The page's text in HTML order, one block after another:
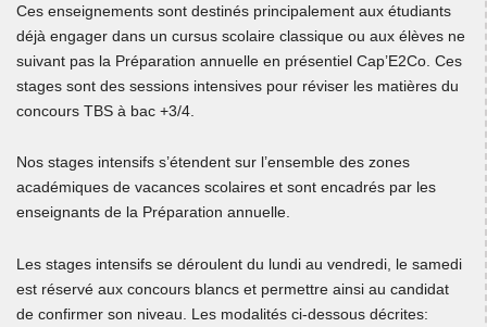
Ces enseignements sont destinés principalement aux étudiants
déjà engager dans un cursus scolaire classique ou aux élèves ne
suivant pas la Préparation annuelle en présentiel Cap’E2Co. Ces
stages sont des sessions intensives pour réviser les matières du
concours TBS à bac +3/4.
Nos stages intensifs s’étendent sur l’ensemble des zones
académiques de vacances scolaires et sont encadrés par les
enseignants de la Préparation annuelle.
Les stages intensifs se déroulent du lundi au vendredi, le samedi
est réservé aux concours blancs et permettre ainsi au candidat
de confirmer son niveau. Les modalités ci-dessous décrites: